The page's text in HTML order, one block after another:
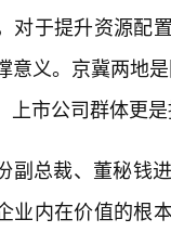
对于提升资源配
意义。京冀两地
上市公司群体更
副总裁、董秘钱
业内在价值的根